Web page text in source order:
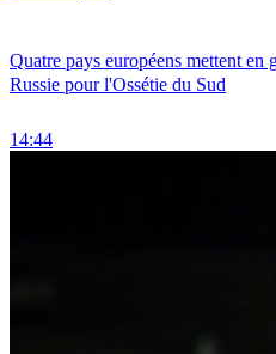
Quatre pays européens mettent en
Russie pour l'Ossétie du Sud
14:44